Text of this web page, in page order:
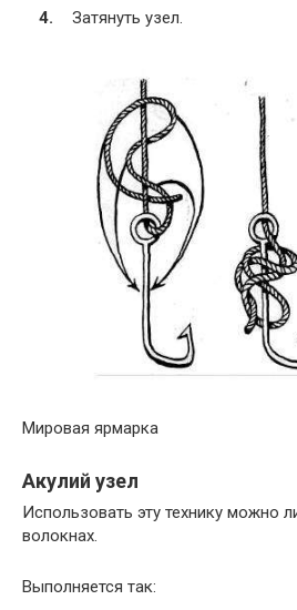
Затянуть узел.
Мировая ярмарка
Акулий узел
Использовать эту технику можно
волокнах.
Выполняется так: